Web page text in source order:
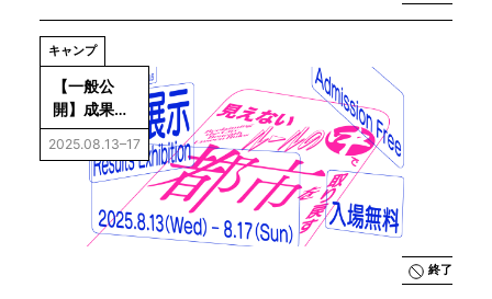
キャンプ
【一般公
開】成果展
示「Future
Ideations
Camp
Vol.6：見え
ないルール
の中で都市
2025.08.13–17
終了